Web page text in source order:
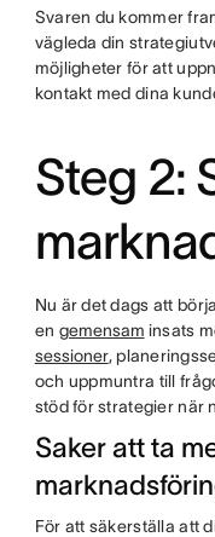
Svaren du kommer
vägleda din
möjligheter för att
kontakt med dina
Steg 2:
Nu är det dags att
en gemensam insats
sessioner,
och uppmuntra till
stöd för strategier när
Saker att ta
För att säkerställa att